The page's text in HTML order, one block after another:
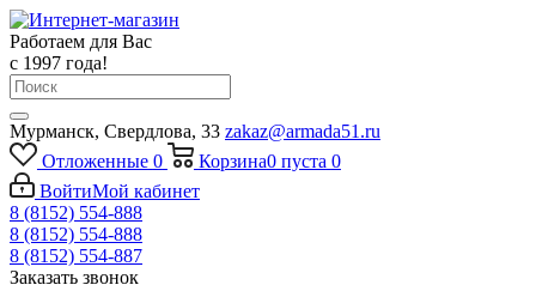
Работаем для Вас
с 1997 года!
Мурманск, Свердлова, 33 zakaz@armada51.ru
Отложенные 0 Корзина0 пуста 0
ВойтиМой кабинет
8 (8152) 554-888
8 (8152) 554-888
8 (8152) 554-887
Заказать звонок